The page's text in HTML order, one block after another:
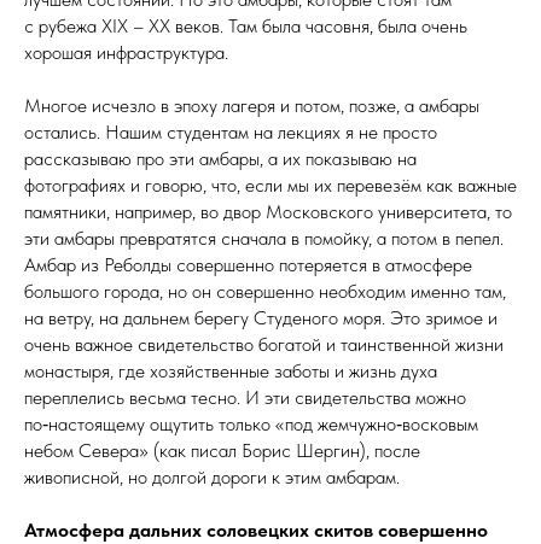
с рубежа XIX – XX ве­ков. Там была часовня, была очень
хорошая инфраструктура.
Многое исчезло в эпоху лагеря и потом, позже, а амбары
остались. Нашим студентам на лекциях я не просто
рассказываю про эти амбары, а их показываю на
фотографиях и говорю, что, если мы их перевезём как важные
памятники, например, во двор Московского университета, то
эти амбары превратятся сначала в помойку, а потом в пепел.
Амбар из Реболды совершенно потеряется в атмосфере
большого города, но он совершенно необходим именно там,
на вет­ру, на дальнем берегу Студеного моря. Это зримое и
очень важное свидетельство богатой и таинственной жизни
монастыря, где хозяйственные заботы и жизнь духа
переплелись весьма тесно. И эти свидетельства можно
по‑настоящему ощутить только «под жемчужно‑восковым
небом Севера» (как писал Борис Шергин), после
живописной, но долгой дороги к этим амбарам.
Атмосфера дальних соловецких скитов совершенно